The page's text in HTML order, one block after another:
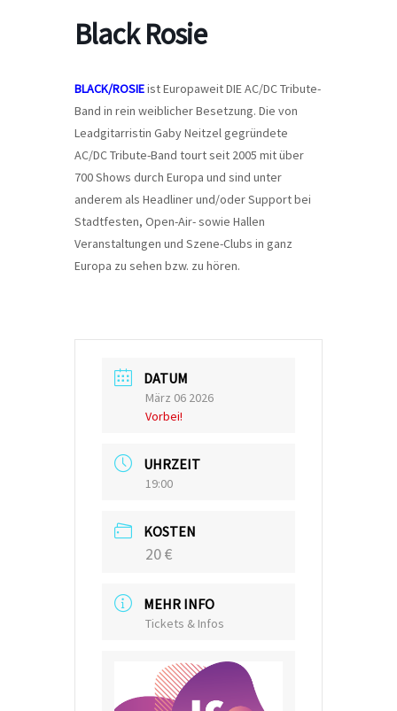
Black Rosie
BLACK/ROSIEist Europaweit DIE AC/DC Tribute-
Band in rein weiblicher Besetzung. Die von
Leadgitarristin Gaby Neitzel gegründete
AC/DC Tribute-Band tourt seit 2005 mit über
700 Shows durch Europa und sind unter
anderem als Headliner und/oder Support bei
Stadtfesten, Open-Air- sowie Hallen
Veranstaltungen und Szene-Clubs in ganz
Europa zu sehen bzw. zu hören.
DATUM
März 06 2026
Vorbei!
UHRZEIT
19:00
KOSTEN
20 €
MEHR INFO
Tickets & Infos